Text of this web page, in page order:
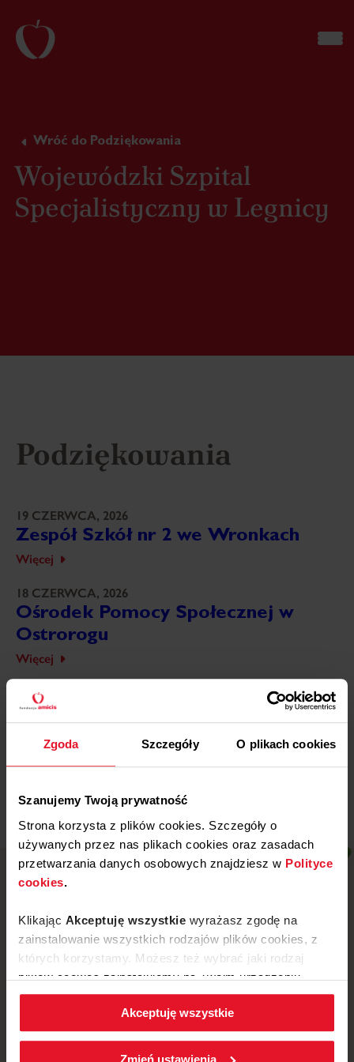
Zgoda Szczegóły O plikach cookies
Szanujemy Twoją prywatność
Strona korzysta z plików cookies. Szczegóły o
używanych przez nas plikach cookies oraz zasadach
przetwarzania danych osobowych znajdziesz w Polityce
cookies.
Klikając Akceptuję wszystkie wyrażasz zgodę na
zainstalowanie wszystkich rodzajów plików cookies, z
których korzystamy. Możesz też wybrać jaki rodzaj
plików cookies zainstalujemy na Twoim urządzeniu,
klikającZmień ustawienia.
W każdej chwili możesz zmienić wybrane przez Ciebie
ustawienia plików cookies wchodząc w zakładkę
Akceptuję wszystkie
Zmień ustawienia
Wróć do Podziękowania
Wojewódzki Szpital
Specjalistyczny w Legnicy
Podziękowania
19 CZERWCA, 2026
Zespół Szkół nr 2 we Wronkach
Więcej
18 CZERWCA, 2026
Ośrodek Pomocy Społecznej w
Ostrorogu
Więcej
18 CZERWCA, 2026
XXVI Festiwal Sztuki Naszych
Dzieci
ul. Mickiewicza 52, 64-510 Wronki